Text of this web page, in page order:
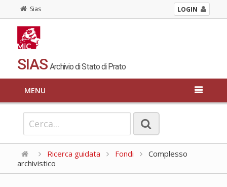
Sias LOGIN
SIAS Archivio di Stato di Prato
MENU
Ricerca guidata Fondi
Complesso
archivistico